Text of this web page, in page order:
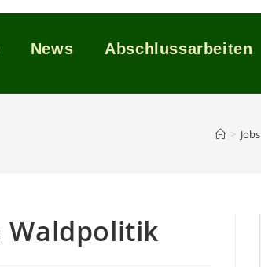
News Abschlussarbeiten
> Jobs